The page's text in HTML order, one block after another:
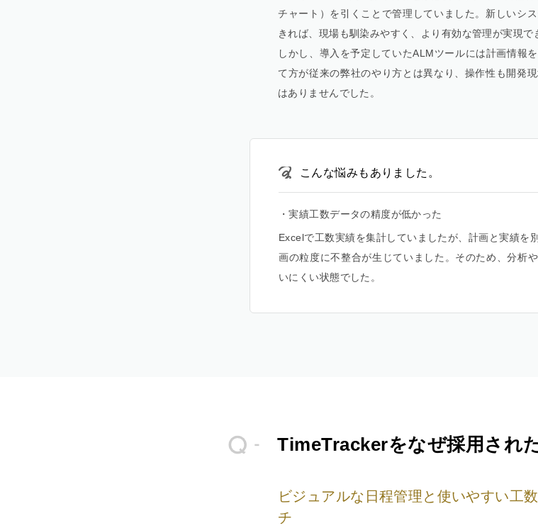
チャート）を引くことで管理していました。新しいシ
きれば、現場も馴染みやすく、より有効な管理が実現で
しかし、導入を予定していたALMツールには計画情報
て方が従来の弊社のやり方とは異なり、操作性も開発
はありませんでした。
こんな悩みもありました。
・実績工数データの精度が低かった
Excelで工数実績を集計していましたが、計画と実績を
画の粒度に不整合が生じていました。そのため、分析
いにくい状態でした。
TimeTrackerをなぜ採用され
ビジュアルな日程管理と使いやすい工
チ